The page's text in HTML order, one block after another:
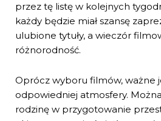
przez tę listę w kolejnych
każdy będzie miał szansę
ulubione tytuły, a wieczór
różnorodność.
Oprócz wyboru filmów, ważne
odpowiedniej atmosfery.
rodzinę w przygotowanie